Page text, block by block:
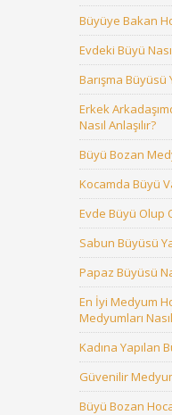
Büyüye Bakan
Evdeki Büyü
Barışma
Erkek
Nasıl Anlaşılır?
Büyü Bozan
Kocamda Büyü
Evde Büyü Olup
Sabun Büyüsü
Papaz Büyüsü
En İyi Medyum
Medyumları
Kadına Yapılan
Güvenilir
Büyü Bozan